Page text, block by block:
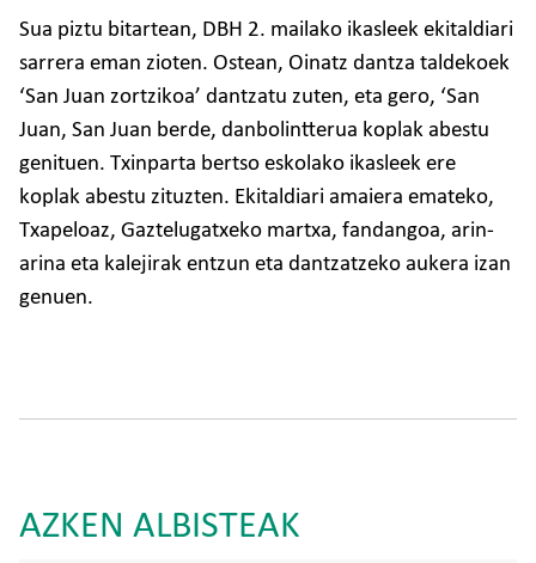
Sua piztu bitartean, DBH 2. mailako ikasleek ekitaldiari
sarrera eman zioten. Ostean, Oinatz dantza taldekoek
‘San Juan zortzikoa’ dantzatu zuten, eta gero, ‘San
Juan, San Juan berde, danbolintterua koplak abestu
genituen. Txinparta bertso eskolako ikasleek ere
koplak abestu zituzten. Ekitaldiari amaiera emateko,
Txapeloaz, Gaztelugatxeko martxa, fandangoa, arin-
arina eta kalejirak entzun eta dantzatzeko aukera izan
genuen.
AZKEN ALBISTEAK